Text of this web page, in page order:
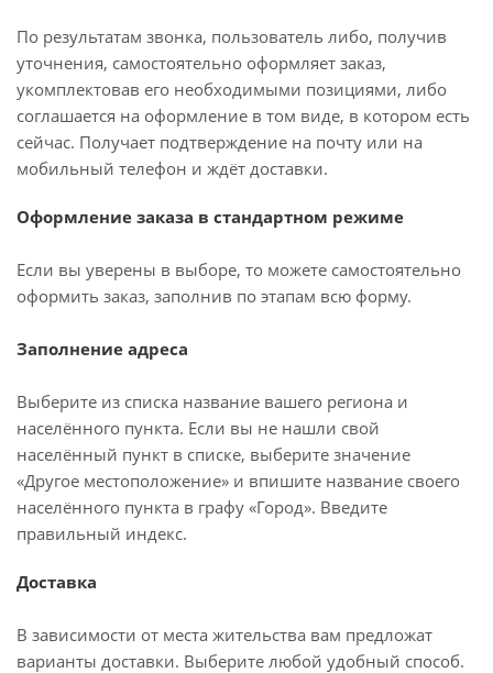
По результатам звонка, пользователь либо, получив
уточнения, самостоятельно оформляет заказ,
укомплектовав его необходимыми позициями, либо
соглашается на оформление в том виде, в котором есть
сейчас. Получает подтверждение на почту или на
мобильный телефон и ждёт доставки.
Оформление заказа в стандартном режиме
Если вы уверены в выборе, то можете самостоятельно
оформить заказ, заполнив по этапам всю форму.
Заполнение адреса
Выберите из списка название вашего региона и
населённого пункта. Если вы не нашли свой
населённый пункт в списке, выберите значение
«Другое местоположение» и впишите название своего
населённого пункта в графу «Город». Введите
правильный индекс.
Доставка
В зависимости от места жительства вам предложат
варианты доставки. Выберите любой удобный способ.